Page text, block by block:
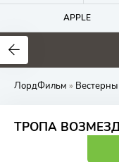
APPLE
4.7
ЛордФильм » Вестерны
ТРОПА